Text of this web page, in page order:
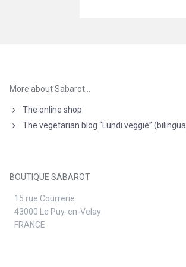
More about Sabarot…
The online shop
The vegetarian blog “Lundi veggie”
BOUTIQUE SABAROT
15 rue Courrerie
43000 Le Puy-en-Velay
FRANCE